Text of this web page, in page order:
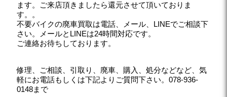
ます。ご来店頂きましたら還元させて頂いておりま
す。。
不要バイクの廃車買取は電話、メール、LINEでご相談下
さい。メールとLINEは24時間対応です。
ご連絡お待ちしております。
修理、ご相談、引取り、廃車、購入、処分などなど、気
軽にお電話もしくは下記よりご質問下さい。078-936-
0148まで